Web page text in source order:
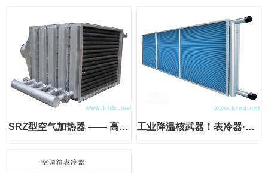
SRZ型空气加热器 —— 高效热风解决方案 工业降温核武器！表冷器·空气冷却器·换热器源头厂家直销